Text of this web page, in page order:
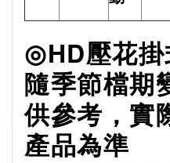
◎HD壓花掛
隨季節檔期
供參考，實
產品為準